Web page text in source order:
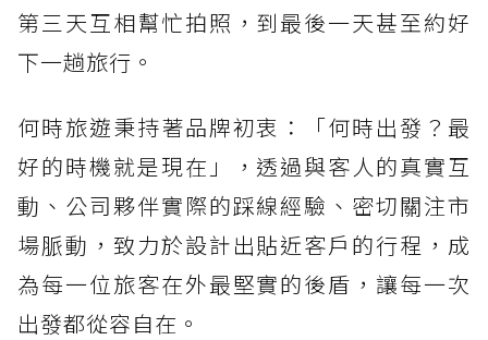
第三天互相幫忙拍照，到最後一天甚至約好
下一趟旅行。
何時旅遊秉持著品牌初衷：「何時出發？最
好的時機就是現在」，透過與客人的真實互
動、公司夥伴實際的踩線經驗、密切關注市
場脈動，致力於設計出貼近客戶的行程，成
為每一位旅客在外最堅實的後盾，讓每一次
出發都從容自在。